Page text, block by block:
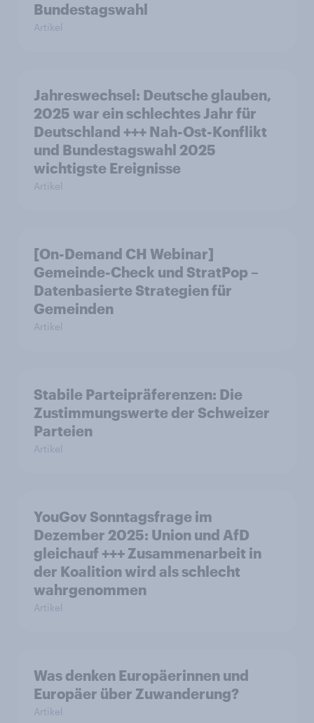
Bundestagswahl
Artikel
Jahreswechsel: Deutsche glauben,
2025 war ein schlechtes Jahr für
Deutschland +++ Nah-Ost-Konflikt
und Bundestagswahl 2025
wichtigste Ereignisse
Artikel
[On-Demand CH Webinar]
Gemeinde-Check und StratPop –
Datenbasierte Strategien für
Gemeinden
Artikel
Stabile Parteipräferenzen: Die
Zustimmungswerte der Schweizer
Parteien
Artikel
YouGov Sonntagsfrage im
Dezember 2025: Union und AfD
gleichauf +++ Zusammenarbeit in
der Koalition wird als schlecht
wahrgenommen
Artikel
Was denken Europäerinnen und
Europäer über Zuwanderung?
Artikel